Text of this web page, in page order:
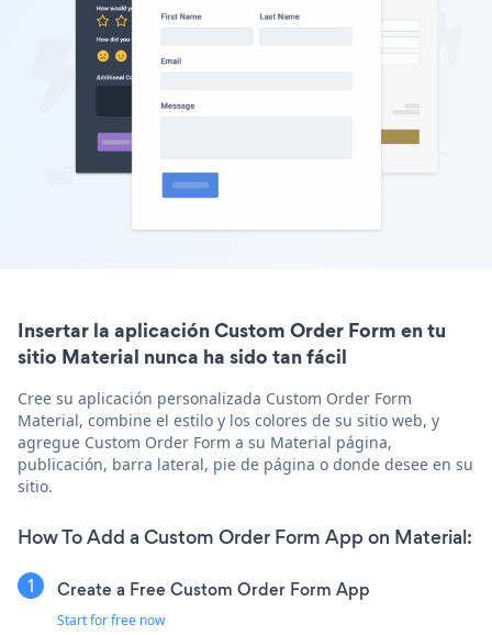
Insertar la aplicación Custom Order Form en tu
sitio Material nunca ha sido tan fácil
Cree su aplicación personalizada Custom Order Form
Material, combine el estilo y los colores de su sitio web, y
agregue Custom Order Form a su Material página,
publicación, barra lateral, pie de página o donde desee en su
sitio.
How To Add a Custom Order Form App on Material:
Create a Free Custom Order Form App
Start for free now